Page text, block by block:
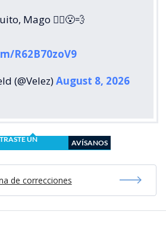
Mago 🧙‍♂️😮‍💨
R62B70zoV9
(@Velez)August 8, 2026
UN
AVÍSANOS
de correcciones